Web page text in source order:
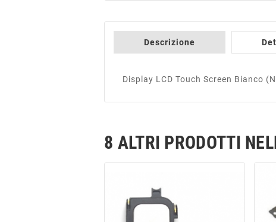
Descrizione
Display LCD Touch Screen Bianco
8 ALTRI PRODOTTI